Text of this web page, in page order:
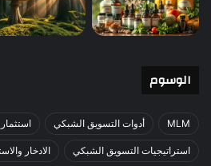
الوسوم
MLM أدوات التسويق الشبكي
استراتيجيات التسويق الشبكي الادخار